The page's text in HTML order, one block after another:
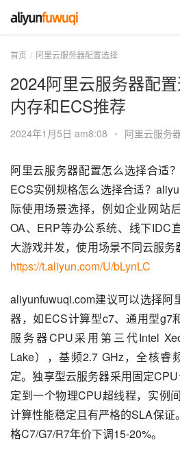
首页 阿里云服务器配置选择
2024阿里云服务器配
内存和ECS推荐
2024年1月5日 am8:08 • 阿里云服务
阿里云服务器配置怎么选择合适
ECS实例规格怎么选择合适？
际使用场景选择，例如企业网站
OA、ERP等办公系统、线下IDC
https://t.aliyun.com/U/bLynLC
aliyunfuwuqi.com建议可以选择阿
器，如ECS计算型c7、通用型g7
服务器CPU采用第三代Intel
Lake），基频2.7 GHz，全核睿
定。独享型云服务器采用固定
定到一个物理CPU超线程，实例
计算性能稳定且有严格的SLA保
格C7/G7/R7年价下调15-20%。